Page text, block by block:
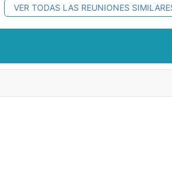
VER TODAS LAS REUNIONES